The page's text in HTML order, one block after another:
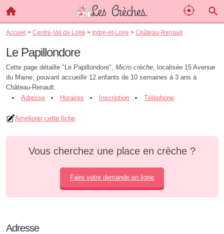
Accueil > Centre-Val de Loire > Indre-et-Loire > Château-Renault
Le Papillondore
Cette page détaille "Le Papillondore", Micro crèche, localisée 15 Avenue
du Maine, pouvant accueillir 12 enfants de 10 semaines à 3 ans à
Château-Renault.
Adresse
Horaires Inscription Téléphone
Améliorer cette fiche
Vous cherchez une place en crèche ?
Faire votre demande en ligne
Adresse